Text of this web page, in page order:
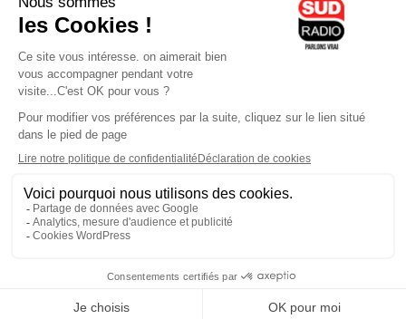
olympique-et-lyonnais.com
L'application Iphone / Android
Téléchargez l'application
Les cookies
Gestion des cookies
Crédit photos : ©Sud Radio / Pierre Olivier
Jacques Pessis
Les clefs d'une vie
C'est votre avenir